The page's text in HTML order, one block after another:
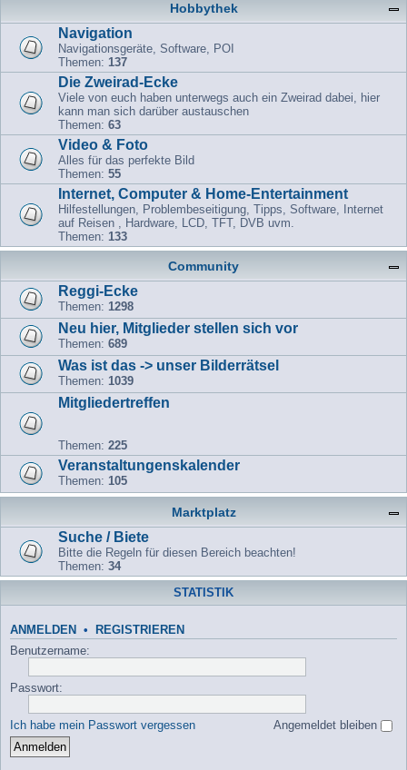
Hobbythek
Navigation
Navigationsgeräte, Software, POI
Themen: 137
Die Zweirad-Ecke
Viele von euch haben unterwegs auch ein Zweirad dabei, hier
kann man sich darüber austauschen
Themen: 63
Video & Foto
Alles für das perfekte Bild
Themen: 55
Internet, Computer & Home-Entertainment
Hilfestellungen, Problembeseitigung, Tipps, Software, Internet
auf Reisen , Hardware, LCD, TFT, DVB uvm.
Themen: 133
Community
Reggi-Ecke
Themen: 1298
Neu hier, Mitglieder stellen sich vor
Themen: 689
Was ist das -> unser Bilderrätsel
Themen: 1039
Mitgliedertreffen
Themen: 225
Veranstaltungenskalender
Themen: 105
Marktplatz
Suche / Biete
Bitte die Regeln für diesen Bereich beachten!
Themen: 34
STATISTIK
ANMELDEN • REGISTRIEREN
Benutzername:
Passwort:
Ich habe mein Passwort vergessen Angemeldet bleiben